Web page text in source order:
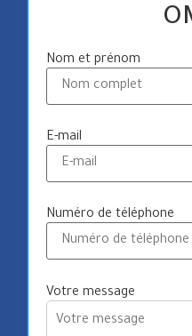
Nom et prénom
E-mail
Numéro de téléphone
Votre message